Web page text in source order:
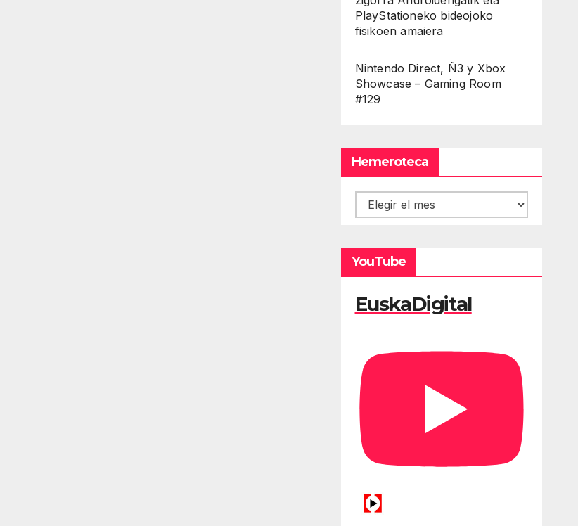
PlayStationeko bideojoko
fisikoen amaiera
Nintendo Direct, Ñ3 y Xbox
Showcase – Gaming Room
#129
Hemeroteca
Hemeroteca
YouTube
EuskaDigital